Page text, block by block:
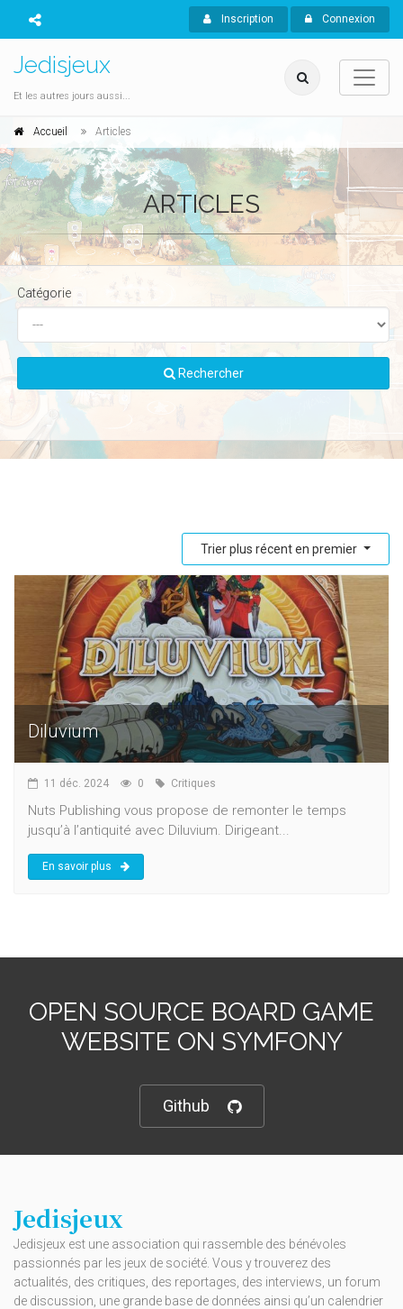
Inscription Connexion
Jedisjeux
Et les autres jours aussi...
Accueil Articles
ARTICLES
Catégorie
Rechercher
Trier plus récent en premier
Diluvium
11 déc. 2024 0 Critiques
Nuts Publishing vous propose de remonter le temps
jusqu’à l’antiquité avec Diluvium. Dirigeant...
En savoir plus
OPEN SOURCE BOARD GAME
WEBSITE ON SYMFONY
Github
Jedisjeux
Jedisjeux est une association qui rassemble des bénévoles
passionnés par les jeux de société. Vous y trouverez des
actualités, des critiques, des reportages, des interviews, un forum
de discussion, une grande base de données ainsi qu’un calendrier